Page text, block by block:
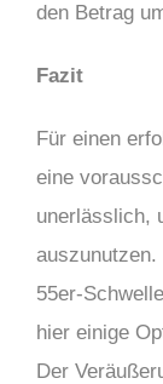
den Betrag
Fazit
Für einen
eine
unerlässlich,
55er-
hier einige
Der